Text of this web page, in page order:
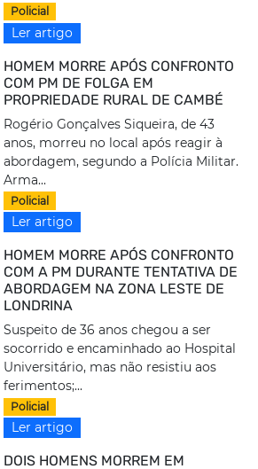
Policial
Ler artigo
HOMEM MORRE APÓS CONFRONTO
COM PM DE FOLGA EM
PROPRIEDADE RURAL DE CAMBÉ
Rogério Gonçalves Siqueira, de 43
anos, morreu no local após reagir à
abordagem, segundo a Polícia Militar.
Arma...
Policial
Ler artigo
HOMEM MORRE APÓS CONFRONTO
COM A PM DURANTE TENTATIVA DE
ABORDAGEM NA ZONA LESTE DE
LONDRINA
Suspeito de 36 anos chegou a ser
socorrido e encaminhado ao Hospital
Universitário, mas não resistiu aos
ferimentos;...
Policial
Ler artigo
DOIS HOMENS MORREM EM